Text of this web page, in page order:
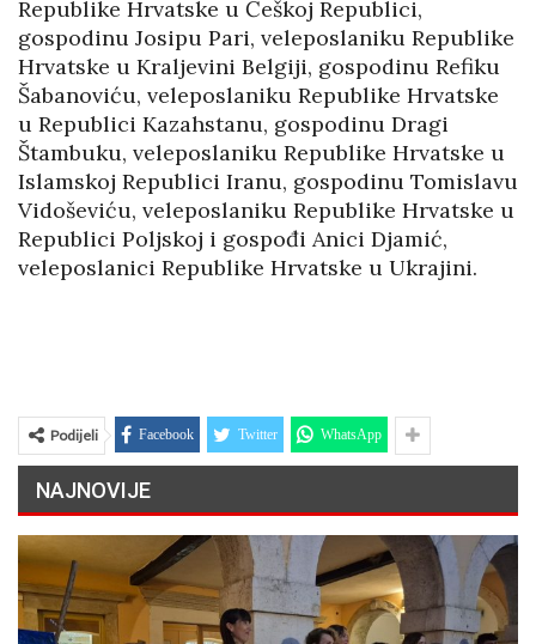
Republike Hrvatske u Češkoj Republici,
gospodinu Josipu Pari, veleposlaniku Republike
Hrvatske u Kraljevini Belgiji, gospodinu Refiku
Šabanoviću, veleposlaniku Republike Hrvatske
u Republici Kazahstanu, gospodinu Dragi
Štambuku, veleposlaniku Republike Hrvatske u
Islamskoj Republici Iranu, gospodinu Tomislavu
Vidoševiću, veleposlaniku Republike Hrvatske u
Republici Poljskoj i gospođi Anici Djamić,
veleposlanici Republike Hrvatske u Ukrajini.
Podijeli Facebook Twitter WhatsApp
NAJNOVIJE